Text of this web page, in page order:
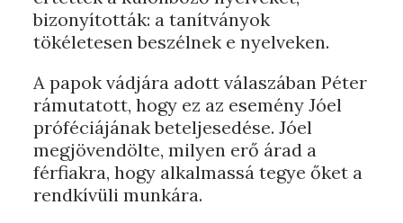
bizonyították: a tanítványok
tökéletesen beszélnek e nyelveken.
A papok vádjára adott válaszában Péter
rámutatott, hogy ez az esemény Jóel
próféciájának beteljesedése. Jóel
megjövendölte, milyen erő árad a
férfiakra, hogy alkalmassá tegye őket a
rendkívüli munkára.